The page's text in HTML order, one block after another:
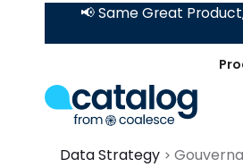
📢 Same Great
Data Strategy